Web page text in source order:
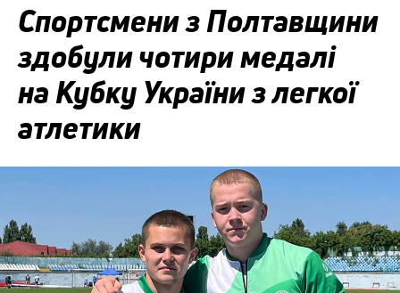
Спортсмени з Полтавщини
здобули чотири медалі
на Кубку України з легкої
атлетики